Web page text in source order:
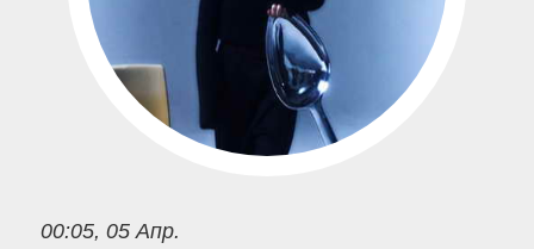
00:05, 05 Апр.